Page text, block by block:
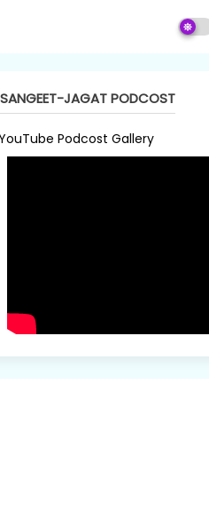
SANGEET-JAGAT PODCOST
Podcost Gallery